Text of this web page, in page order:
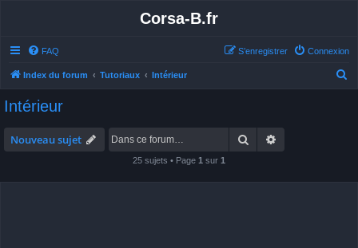
Corsa-B.fr
FAQ Connexion
S’enregistrer
Index du forum Tutoriaux Intérieur
Intérieur
Nouveau sujet Rechercher
25 sujets • Page 1 sur 1